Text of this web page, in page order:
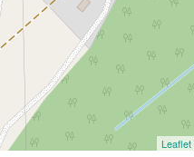
Leaflet